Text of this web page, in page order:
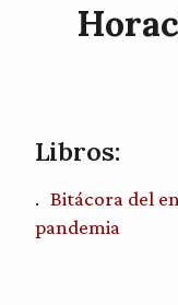
Libros:
Bitácora del
pandemia